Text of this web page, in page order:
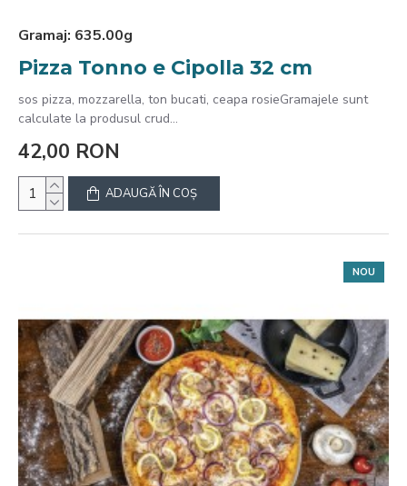
Gramaj: 635.00g
Pizza Tonno e Cipolla 32 cm
sos pizza, mozzarella, ton bucati, ceapa rosieGramajele sunt
calculate la produsul crud...
42,00 RON
ADAUGĂ ÎN COŞ
NOU